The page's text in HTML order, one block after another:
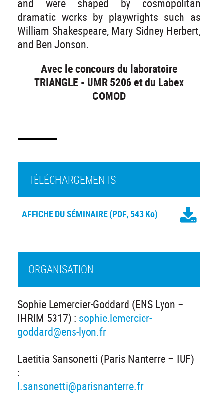
and were shaped by cosmopolitan
dramatic works by playwrights such as
William Shakespeare, Mary Sidney Herbert,
and Ben Jonson.
Avec le concours du laboratoire
TRIANGLE - UMR 5206 et du Labex
COMOD
TÉLÉCHARGEMENTS
AFFICHE DU SÉMINAIRE (PDF, 543 Ko)
ORGANISATION
Sophie Lemercier-Goddard (ENS Lyon –
IHRIM 5317) : sophie.lemercier-
goddard@ens-lyon.fr
Laetitia Sansonetti (Paris Nanterre – IUF)
:
l.sansonetti@parisnanterre.fr